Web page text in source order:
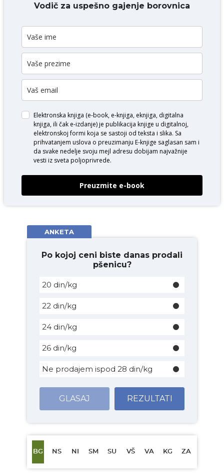
Vodič za uspešno gajenje borovnica
Elektronska knjiga (e-book, e-knjiga, eknjiga, digitalna
knjiga, ili čak e-izdanje) je publikacija knjige u digitalnoj,
elektronskoj formi koja se sastoji od teksta i slika. Sa
prihvatanjem uslova o preuzimanju E-knjige saglasan sam i
da svake nedelje svoju mejl adresu dobijam najvažnije
vesti iz sveta poljoprivrede.
Preuzmite e-book
ANKETA
Po kojoj ceni biste danas prodali
pšenicu?
20 din/kg
22 din/kg
24 din/kg
26 din/kg
Ne prodajem ispod 28 din/kg
GLASAJ REZULTATI
BG NS NI SM SU VŠ VA KG ZA